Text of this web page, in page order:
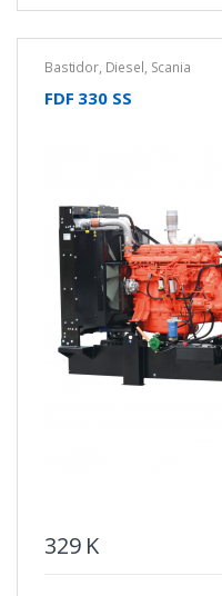
Bastidor, Diesel, Scania
FDF 330 SS
329 K